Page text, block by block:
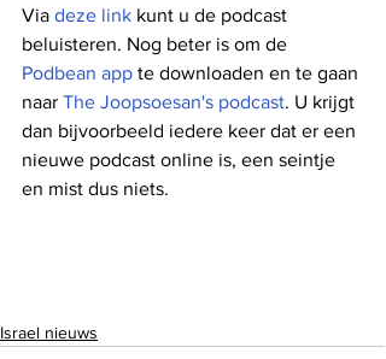
Via deze link kunt u de podcast
beluisteren. Nog beter is om de
Podbean app te downloaden en te gaan
naar The Joopsoesan's podcast. U krijgt
dan bijvoorbeeld iedere keer dat er een
nieuwe podcast online is, een seintje
en mist dus niets.
Israel nieuws